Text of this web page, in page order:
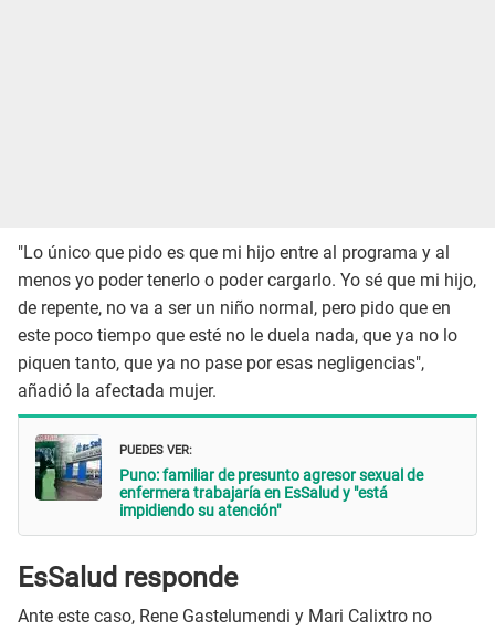
"Lo único que pido es que mi hijo entre al programa y al
menos yo poder tenerlo o poder cargarlo. Yo sé que mi hijo,
de repente, no va a ser un niño normal, pero pido que en
este poco tiempo que esté no le duela nada, que ya no lo
piquen tanto, que ya no pase por esas negligencias",
añadió la afectada mujer.
PUEDES VER:
Puno: familiar de presunto agresor sexual de
enfermera trabajaría en EsSalud y "está
impidiendo su atención"
EsSalud responde
Ante este caso, Rene Gastelumendi y Mari Calixtro no